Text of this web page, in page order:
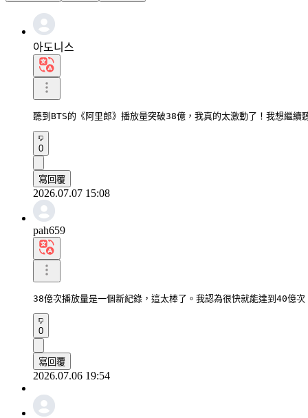
아도니스
聽到BTS的《阿里郎》播放量突破38億，我真的太激動了！我想繼
0
寫回覆
2026.07.07 15:08
pah659
38億次播放量是一個新紀錄，這太棒了。我認為很快就能達到40億次
0
寫回覆
2026.07.06 19:54